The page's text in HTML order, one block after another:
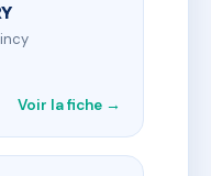
Voir la fiche →